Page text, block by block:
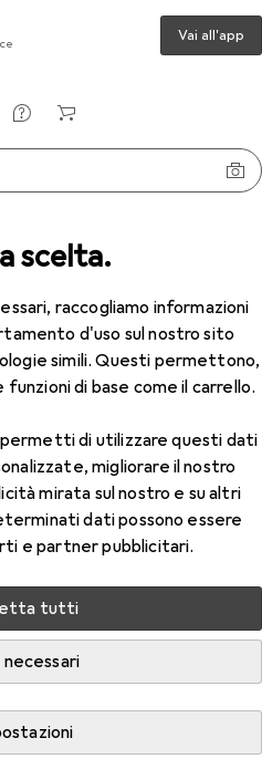
scelta.
raccogliamo informazioni
d'uso sul nostro sito
simili. Questi permettono,
funzioni di base come il carrello.
di utilizzare questi dati
migliorare il nostro
mirata sul nostro e su altri
dati possono essere
e partner pubblicitari.
tutti
necessari
Vai all'app
carbonio CO-700
Dispositivo di misurazione
di carbonio CO-700
del